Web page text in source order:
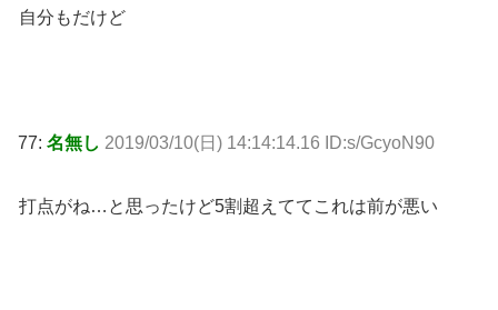
自分もだけど
77: 名無し 2019/03/10(日) 14:14:14.16 ID:s/GcyoN90
打点がね…と思ったけど5割超えててこれは前が悪い